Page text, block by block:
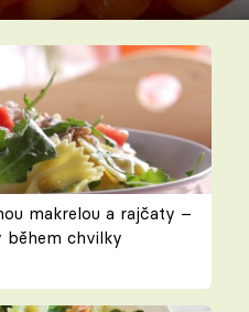
makrelou a rajčaty –
chvilky